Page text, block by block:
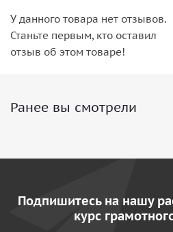
У данного товара нет отзывов.
Станьте первым, кто оставил
отзыв об этом товаре!
Ранее вы смотрели
Подпишитесь на нашу
курс